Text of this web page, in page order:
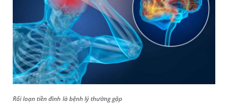
Rối loạn tiền đình là bệnh lý thường gặp